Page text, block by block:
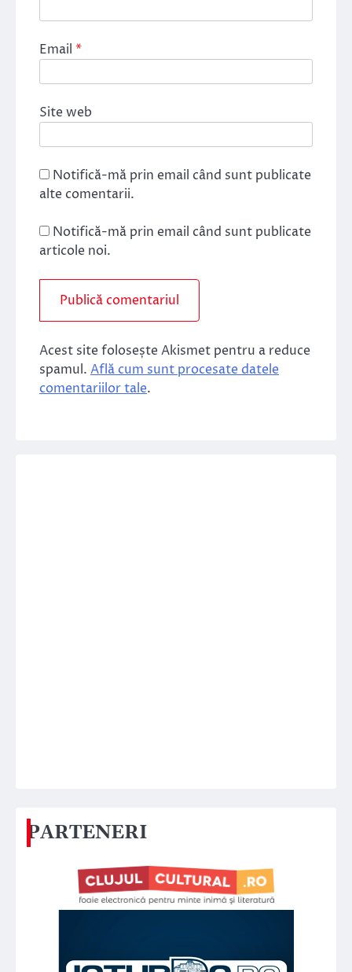
Email *
Site web
Notifică-mă prin email când sunt publicate
alte comentarii.
Notifică-mă prin email când sunt publicate
articole noi.
Acest site folosește Akismet pentru a reduce
spamul. Află cum sunt procesate datele
comentariilor tale.
PARTENERI